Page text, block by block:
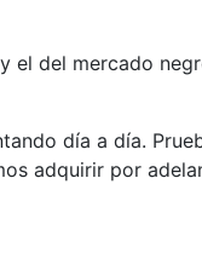
el del mercado
día a día.
adquirir por